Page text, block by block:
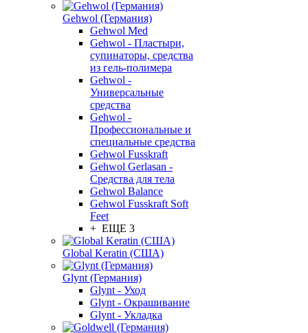
Gehwol (Германия)
Gehwol Med
Gehwol - Пластыри,
супинаторы, средства
из гель-полимера
Gehwol -
Универсальные
средства
Gehwol -
Профессиональные и
специальные средства
Gehwol Fusskraft
Gehwol Gerlasan -
Средства для тела
Gehwol Balance
Gehwol Fusskraft Soft
Feet
+ ЕЩЕ 3
Global Keratin (США)
Glynt (Германия)
Glynt - Уход
Glynt - Окрашивание
Glynt - Укладка